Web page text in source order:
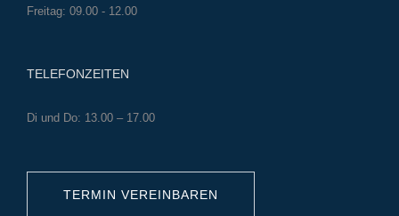
Freitag: 09.00 - 12.00
TELEFONZEITEN
Di und Do: 13.00 – 17.00
TERMIN VEREINBAREN